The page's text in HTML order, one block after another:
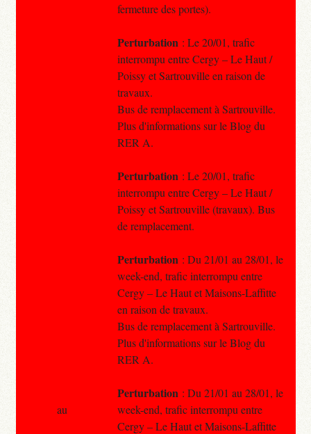
fermeture des portes).
Perturbation : Le 20/01, trafic
interrompu entre Cergy – Le Haut /
Poissy et Sartrouville en raison de
travaux.
Bus de remplacement à Sartrouville.
Plus d'informations sur le Blog du
RER A.
Perturbation : Le 20/01, trafic
interrompu entre Cergy – Le Haut /
Poissy et Sartrouville (travaux). Bus
de remplacement.
Perturbation : Du 21/01 au 28/01, le
week-end, trafic interrompu entre
Cergy – Le Haut et Maisons-Laffitte
en raison de travaux.
Bus de remplacement à Sartrouville.
Plus d'informations sur le Blog du
RER A.
Perturbation : Du 21/01 au 28/01, le
week-end, trafic interrompu entre
Cergy – Le Haut et Maisons-Laffitte
au